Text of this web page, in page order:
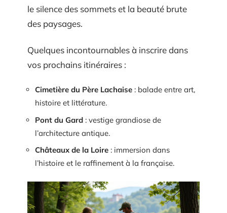
le silence des sommets et la beauté brute
des paysages.
Quelques incontournables à inscrire dans
vos prochains itinéraires :
Cimetière du Père Lachaise : balade entre art,
histoire et littérature.
Pont du Gard : vestige grandiose de
l’architecture antique.
Châteaux de la Loire : immersion dans
l’histoire et le raffinement à la française.